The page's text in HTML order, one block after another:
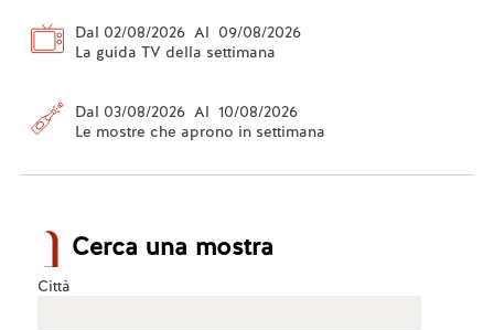
Dal 02/08/2026 Al 09/08/2026
La guida TV della settimana
Dal 03/08/2026 Al 10/08/2026
Le mostre che aprono in settimana
Cerca una mostra
Città